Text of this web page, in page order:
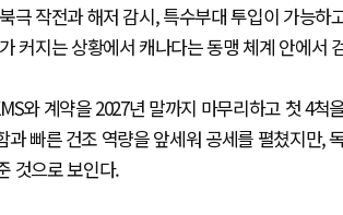
극 작전과 해저 감시, 특수부대 투입이 가능
커지는 상황에서 캐나다는 동맹 체계 안에서
와 계약을 2027년 말까지 마무리하고 첫 4척
과 빠른 건조 역량을 앞세워 공세를 펼쳤지만,
것으로 보인다.